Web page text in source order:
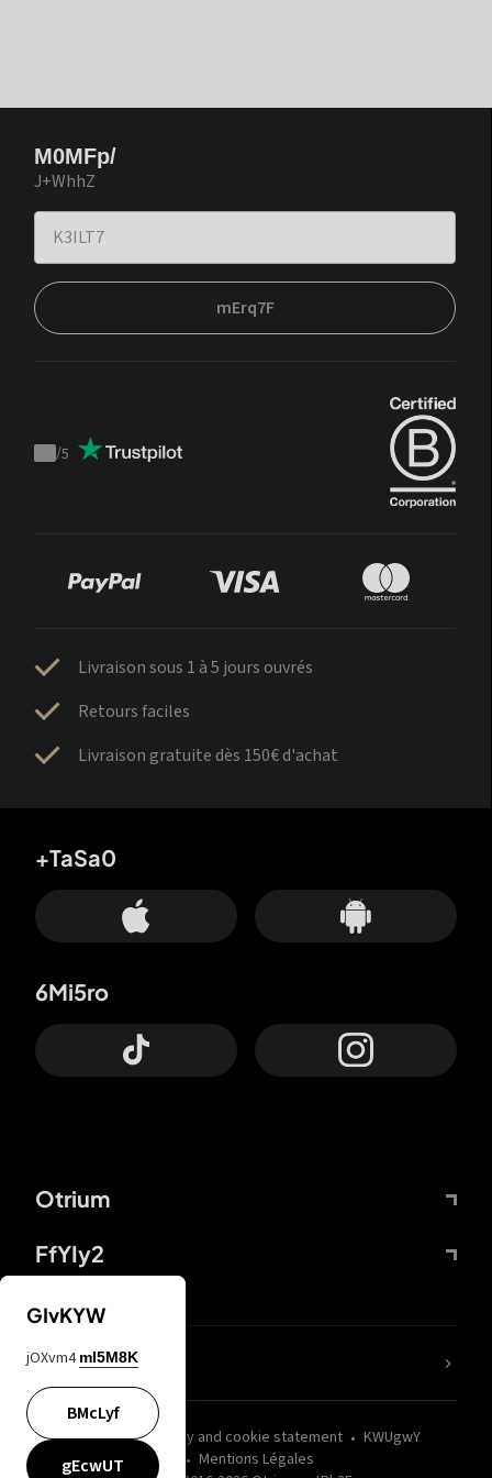
M0MFp/
J+WhhZ
mErq7F
Trustpilot
/5
Livraison sous 1 à 5 jours ouvrés
Retours faciles
Livraison gratuite dès 150€ d'achat
Otrium
FfYIy2
+TaSa0
6Mi5ro
wZQPfd Privacy and cookie statement
KWUgwY
Mentions Légales
nLC6tu
GIvKYW
jOXvm4 mI5M8K
BMcLyf
gEcwUT